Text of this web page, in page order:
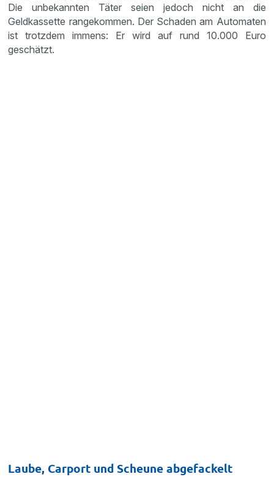
Die unbekannten Täter seien jedoch nicht an die
Geldkassette rangekommen. Der Schaden am Automaten
ist trotzdem immens: Er wird auf rund 10.000 Euro
geschätzt.
Laube, Carport und Scheune abgefackelt